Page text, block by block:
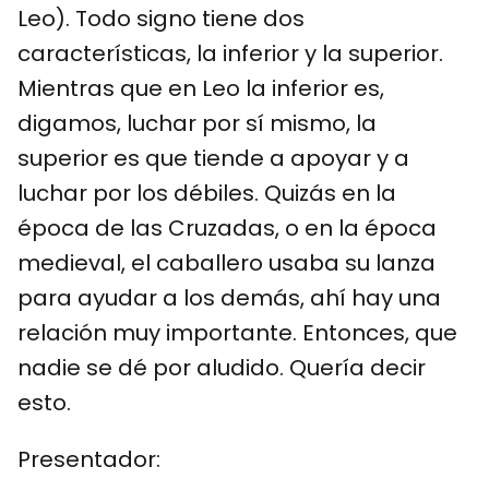
Leo). Todo signo tiene dos
características, la inferior y la superior.
Mientras que en Leo la inferior es,
digamos, luchar por sí mismo, la
superior es que tiende a apoyar y a
luchar por los débiles. Quizás en la
época de las Cruzadas, o en la época
medieval, el caballero usaba su lanza
para ayudar a los demás, ahí hay una
relación muy importante. Entonces, que
nadie se dé por aludido. Quería decir
esto.
Presentador: